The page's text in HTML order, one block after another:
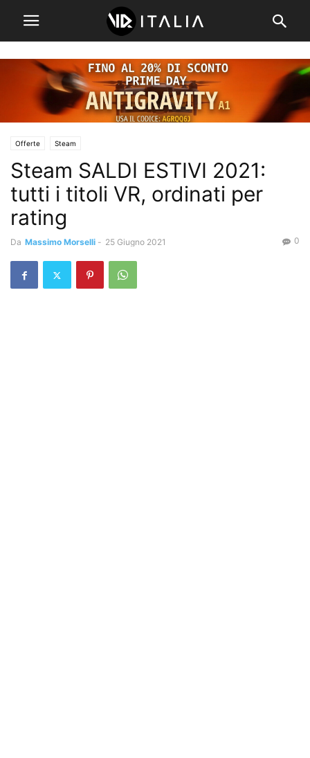
Offerte Steam
Steam SALDI ESTIVI 2021:
tutti i titoli VR, ordinati per
rating
Da Massimo Morselli - 25 Giugno 2021 0